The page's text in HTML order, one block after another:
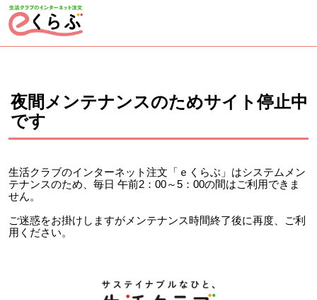
ページの先頭です。
夜間メンテナンスのためサイト停止中
です
生活クラブのインターネット注文「ｅくらぶ」はシステムメン
テナンスのため、毎日 午前2：00～5：00の間はご利用できま
せん。
ご迷惑をお掛けしますがメンテナンス時間終了後に再度、ご利
用ください。